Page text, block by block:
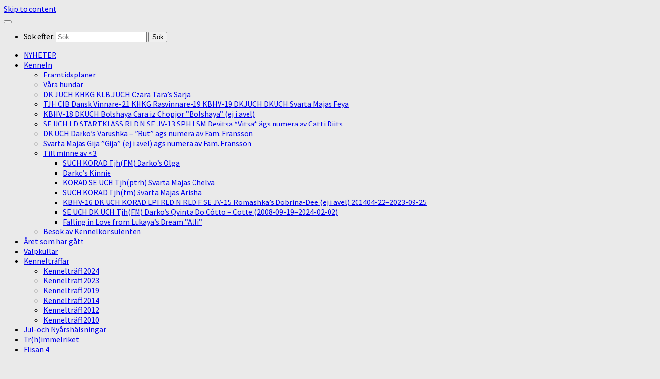
Skip to content
Sök efter:
NYHETER
Kenneln
Framtidsplaner
Våra hundar
DK JUCH KHKG KLB JUCH Czara Tara’s Sarja
TJH CIB Dansk Vinnare-21 KHKG Rasvinnare-19 KBHV-19 DKJUCH DKUCH Svarta Majas Feya
KBHV-18 DKUCH Bolshaya Cara iz Chopjor ”Bolshaya” (ej i avel)
SE UCH LD STARTKLASS RLD N SE JV-13 SPH I SM Devitsa *Vitsa* ägs numera av Catti Diits
DK UCH Darko’s Varushka – ”Rut” ägs numera av Fam. Fransson
Svarta Majas Gija ”Gija” (ej i avel) ägs numera av Fam. Fransson
Till minne av <3
SUCH KORAD Tjh(FM) Darko’s Olga
Darko’s Kinnie
KORAD SE UCH Tjh(ptrh) Svarta Majas Chelva
SUCH KORAD Tjh(fm) Svarta Majas Arisha
KBHV-16 DK UCH KORAD LPI RLD N RLD F SE JV-15 Romashka’s Dobrina-Dee (ej i avel) 201404-22–2023-09-25
SE UCH DK UCH Tjh(FM) Darko’s Qvinta Do Cótto – Cotte (2008-09-19–2024-02-02)
Falling in Love from Lukaya’s Dream ”Alli”
Besök av Kennelkonsulenten
Året som har gått
Valpkullar
Kennelträffar
Kennelträff 2024
Kennelträff 2023
Kennelträff 2019
Kennelträff 2014
Kennelträff 2012
Kennelträff 2010
Jul-och Nyårshälsningar
Tr(h)immelriket
Flisan 4